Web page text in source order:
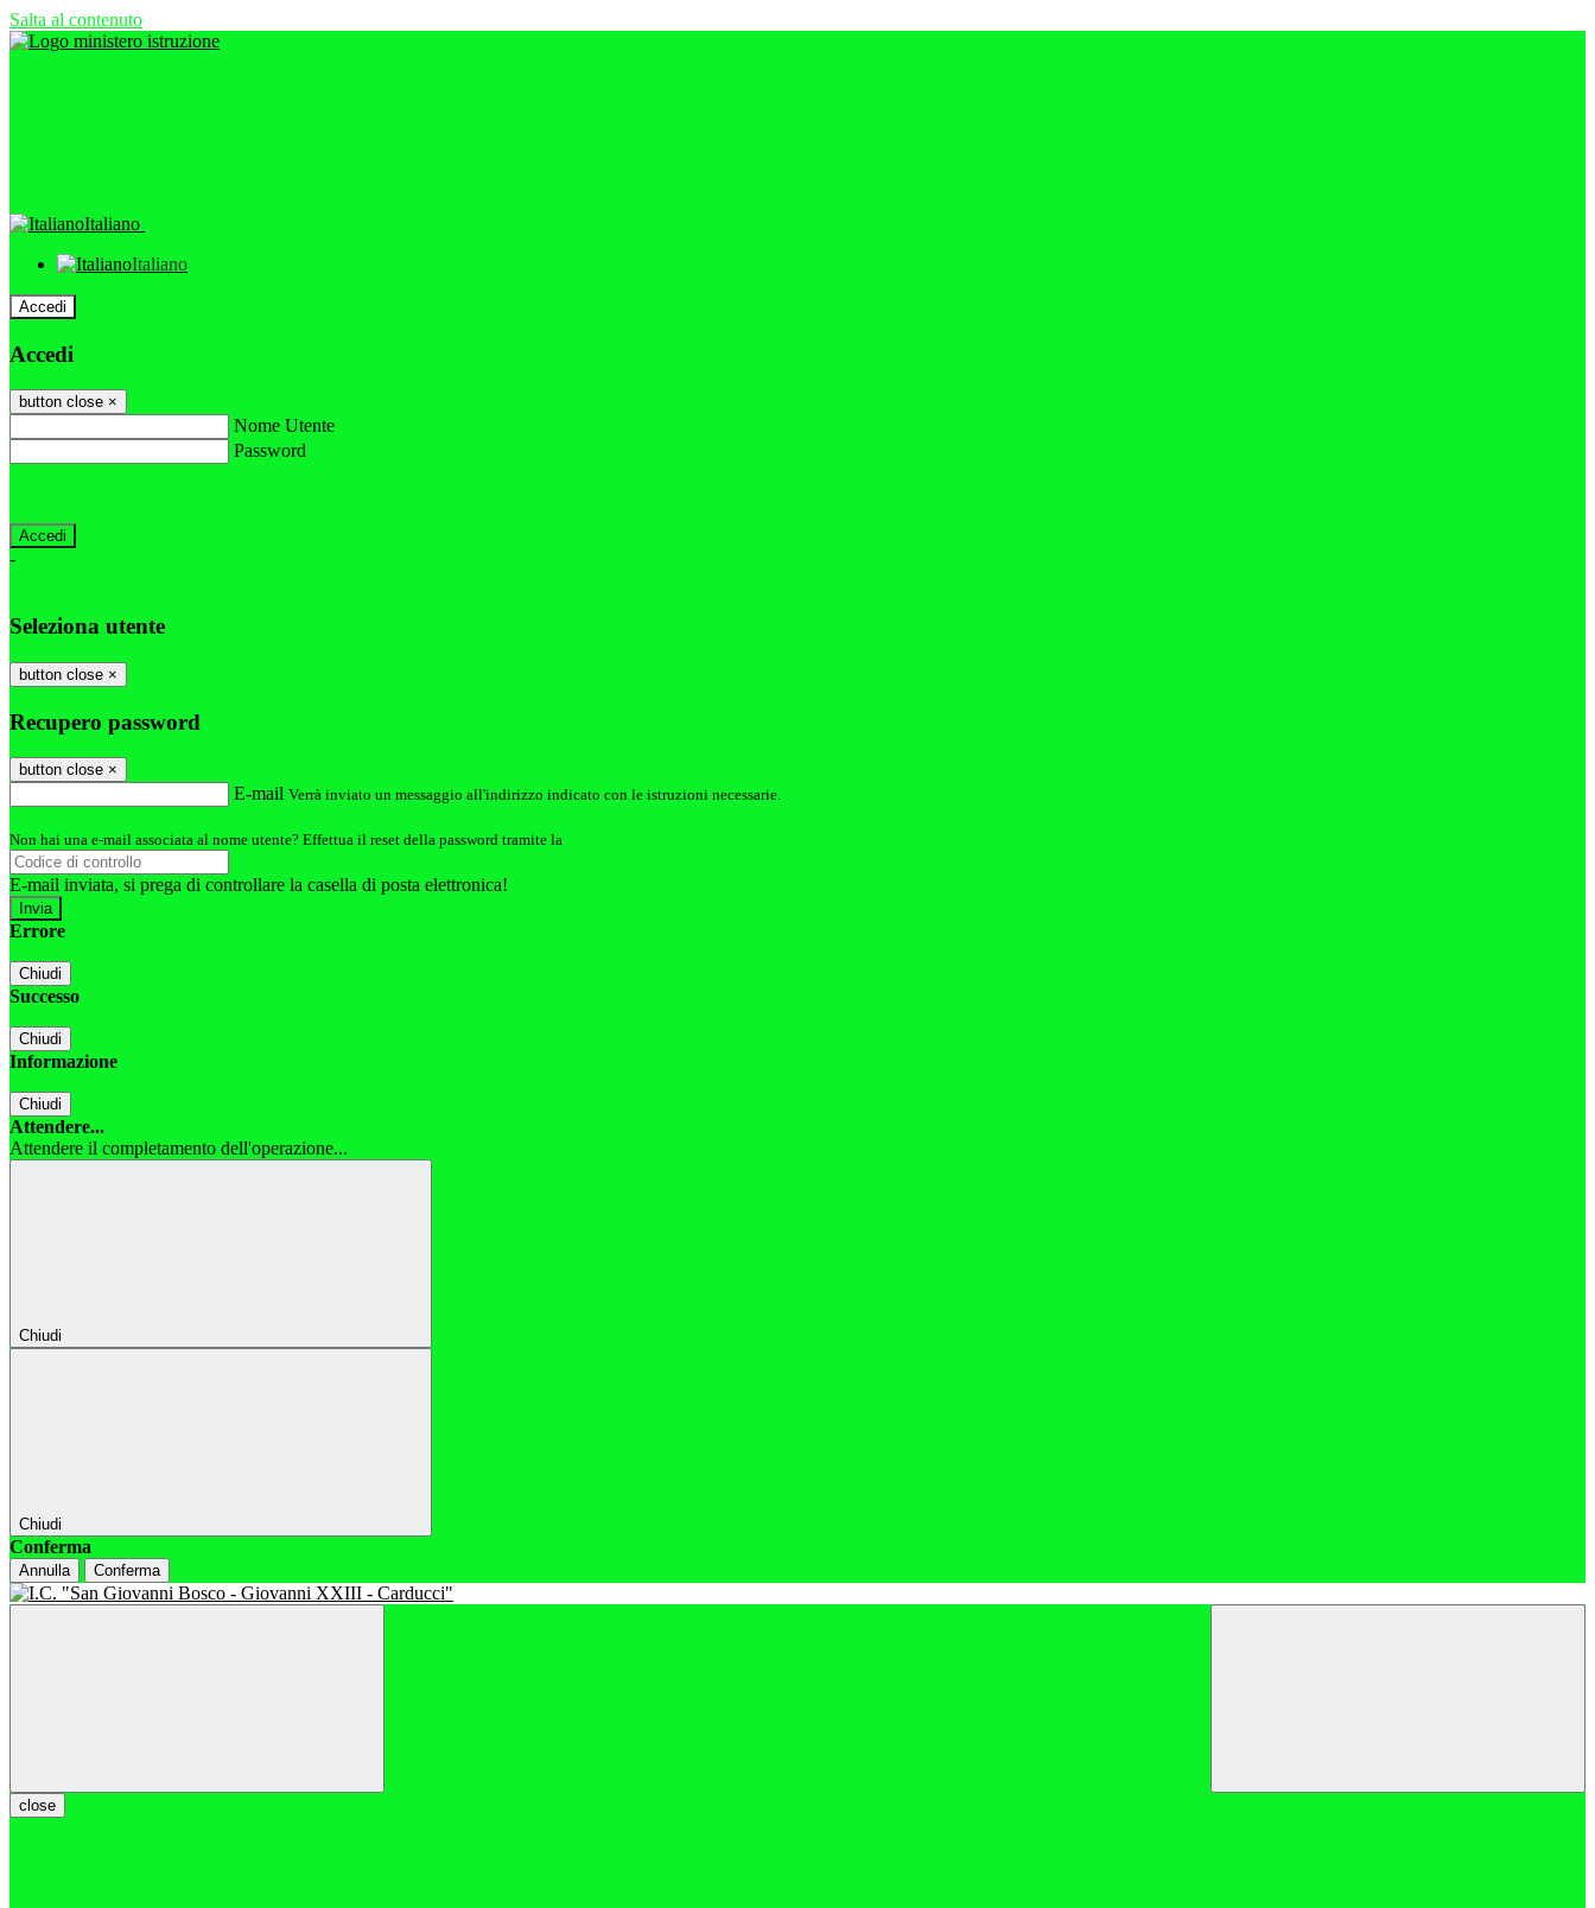
Salta al contenuto
Italiano
Italiano
Accedi
Accedi
button close ×
Nome Utente
Password
-
Seleziona utente
button close ×
Recupero password
button close ×
E-mail Verrà inviato un messaggio all'indirizzo indicato con le istruzioni necessarie.
Non hai una e-mail associata al nome utente? Effettua il reset della password tramite la
E-mail inviata, si prega di controllare la casella di posta elettronica!
Errore
Chiudi
Successo
Chiudi
Informazione
Chiudi
Attendere...
Attendere il completamento dell'operazione...
Chiudi
Chiudi
Conferma
Annulla Conferma
close